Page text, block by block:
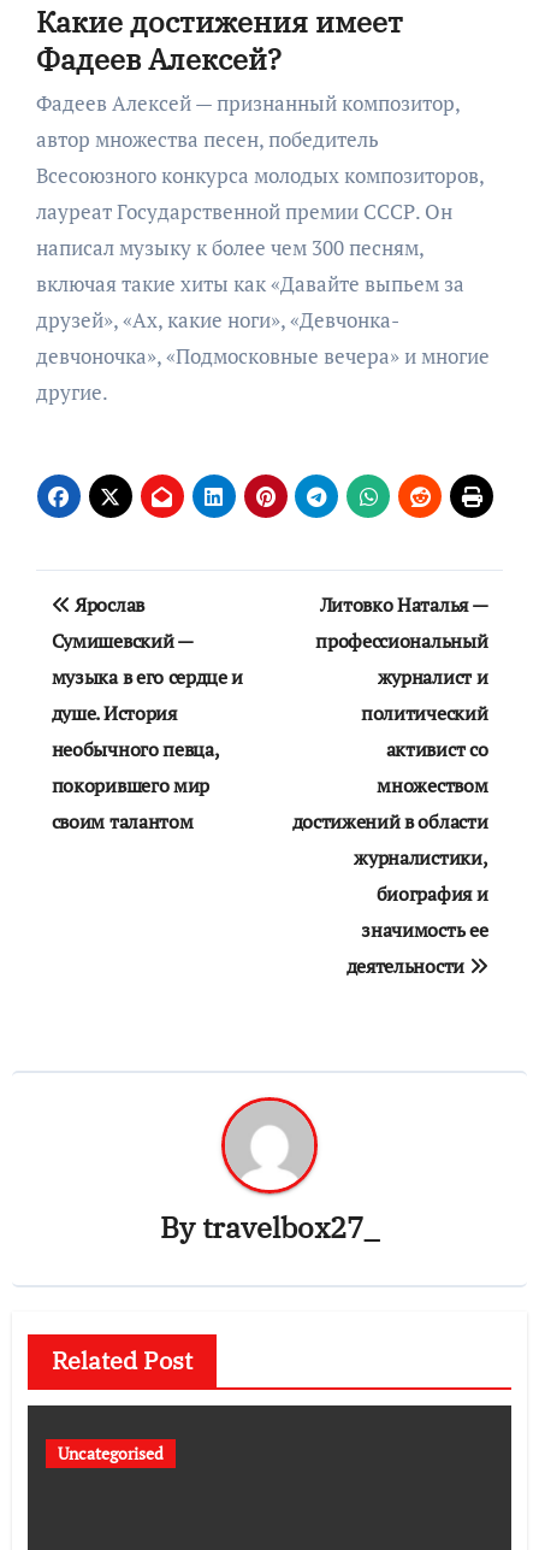
Какие достижения имеет
Фадеев Алексей?
Фадеев Алексей — признанный композитор,
автор множества песен, победитель
Всесоюзного конкурса молодых композиторов,
лауреат Государственной премии СССР. Он
написал музыку к более чем 300 песням,
включая такие хиты как «Давайте выпьем за
друзей», «Ах, какие ноги», «Девчонка-
девчоночка», «Подмосковные вечера» и многие
другие.
Навигация
по
записям
Ярослав
Сумишевский —
музыка в его сердце и
душе. История
необычного певца,
покорившего мир
своим талантом
Литовко Наталья —
профессиональный
журналист и
политический
активист со
множеством
достижений в области
журналистики,
биография и
значимость ее
деятельности
Bytravelbox27_
Related Post
Uncategorised